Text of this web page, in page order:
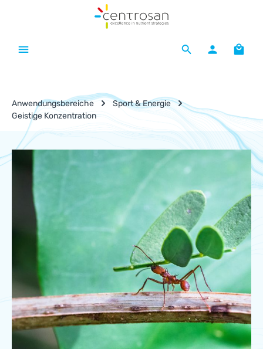
Zum Hauptinhalt springen
Anwendungsbereiche
Sport & Energie
Geistige Konzentration